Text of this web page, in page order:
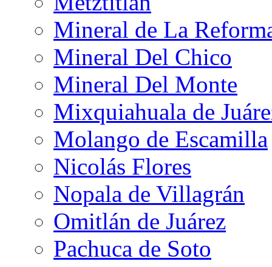
Mineral de La
Mineral Del Chico
Mineral Del Monte
Mixquiahuala de
Molango de Escamilla
Nicolás Flores
Nopala de Villagrán
Omitlán de Juárez
Pachuca de Soto